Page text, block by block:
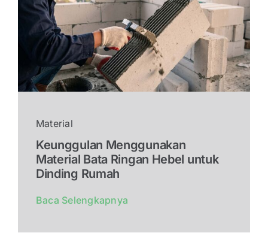
Material
Keunggulan Menggunakan
Material Bata Ringan Hebel untuk
Dinding Rumah
Baca Selengkapnya